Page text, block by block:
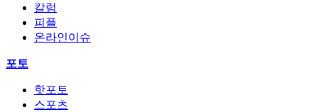
칼럼
피플
온라인이슈
포토
핫포토
스포츠